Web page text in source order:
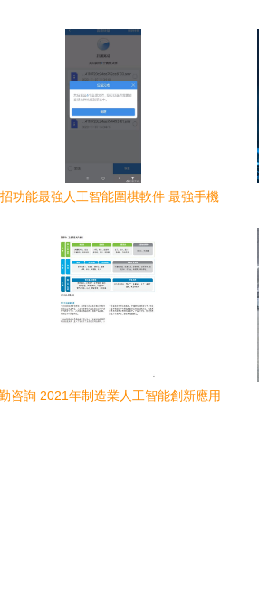
功能最強人工智能圍棋軟件 最強手機
有功能全免費 ...
咨詢 2021年制造業人工智能創新應用